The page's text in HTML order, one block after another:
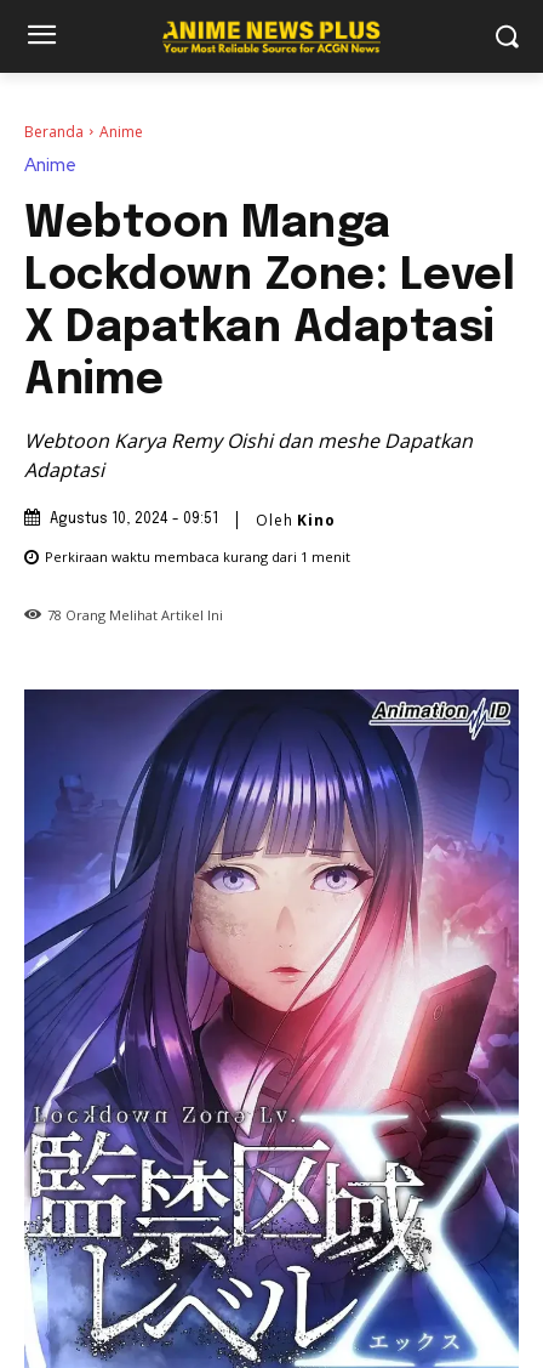
Beranda Anime
Anime
Webtoon Manga
Lockdown Zone: Level
X Dapatkan Adaptasi
Anime
Webtoon Karya Remy Oishi dan meshe Dapatkan
Adaptasi
Agustus 10, 2024 - 09:51 Oleh Kino
Perkiraan waktu membaca kurang dari 1 menit
78 Orang Melihat Artikel Ini